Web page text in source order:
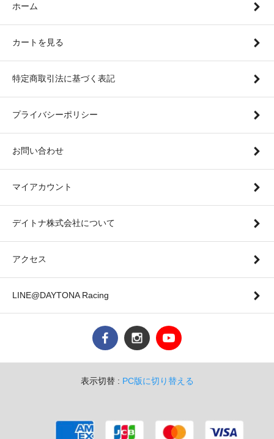
ホーム
カートを見る
特定商取引法に基づく表記
プライバシーポリシー
お問い合わせ
マイアカウント
デイトナ株式会社について
アクセス
LINE@DAYTONA Racing
表示切替 : PC版に切り替える